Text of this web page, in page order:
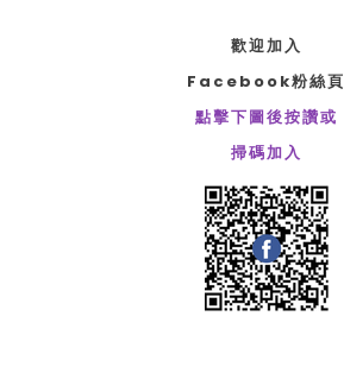
歡迎加入
Facebook粉絲頁
點擊下圖後按讚或
​掃碼加入